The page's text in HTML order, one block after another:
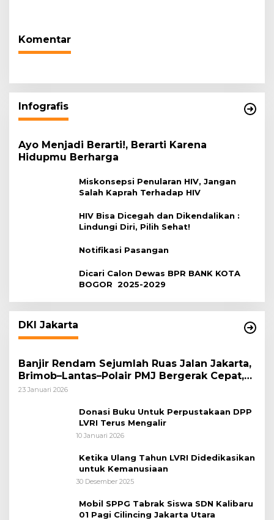
Komentar
Infografis
Ayo Menjadi Berarti!, Berarti Karena
Hidupmu Berharga
Miskonsepsi Penularan HIV, Jangan
Salah Kaprah Terhadap HIV
HIV Bisa Dicegah dan Dikendalikan :
Lindungi Diri, Pilih Sehat!
Notifikasi Pasangan
Dicari Calon Dewas BPR BANK KOTA
BOGOR 2025-2029
DKI Jakarta
Banjir Rendam Sejumlah Ruas Jalan Jakarta,
Brimob–Lantas–Polair PMJ Bergerak Cepat,
Polri Siagakan 128.247 Personel Secara
23 Januari 2026
Donasi Buku Untuk Perpustakaan DPP
LVRI Terus Mengalir
10 Januari 2026
Ketika Ulang Tahun LVRI Didedikasikan
untuk Kemanusiaan
30 Desember 2025
Mobil SPPG Tabrak Siswa SDN Kalibaru
01 Pagi Cilincing Jakarta Utara